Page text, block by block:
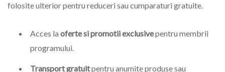
folosite ulterior pentru reduceri sau cumparaturi gratuite.
Acces la oferte si promotii exclusivepentru membrii
programului.
Transport gratuitpentru anumite produse sau